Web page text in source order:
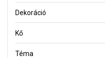
Dekoráció
Kő
Téma